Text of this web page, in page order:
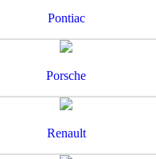
Pontiac
Porsche
Renault